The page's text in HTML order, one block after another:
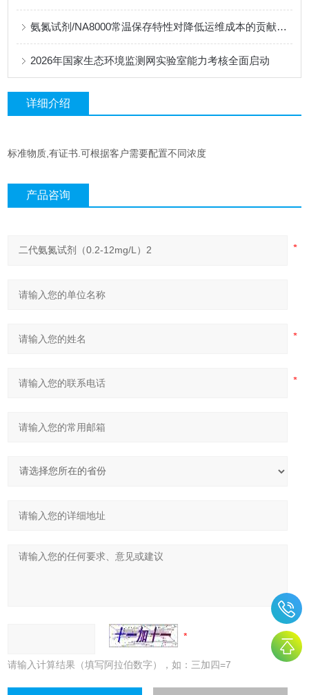
氨氮试剂/NA8000常温保存特性对降低运维成本的贡献分析
2026年国家生态环境监测网实验室能力考核全面启动
详细介绍
标准物质,有证书.可根据客户需要配置不同浓度
产品咨询
请输入计算结果（填写阿拉伯数字），如：三加四=7